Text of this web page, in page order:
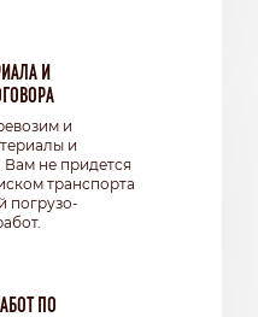
И
и
и
не придется
транспорта
погрузо-
ПО